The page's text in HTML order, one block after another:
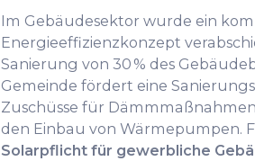
Im Gebäudesektor wurde ein
Energieeffizienzkonzept
Sanierung von 30 % des
Gemeinde fördert eine
Zuschüsse für
den Einbau von Wärmepumpen.
Solarpflicht für gewerbliche